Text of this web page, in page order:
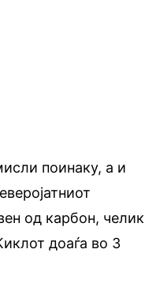
поинаку, а и
од карбон, челик
доаѓа во 3